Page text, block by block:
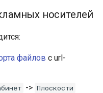
носителей
файлов с url-
-> Плоскости